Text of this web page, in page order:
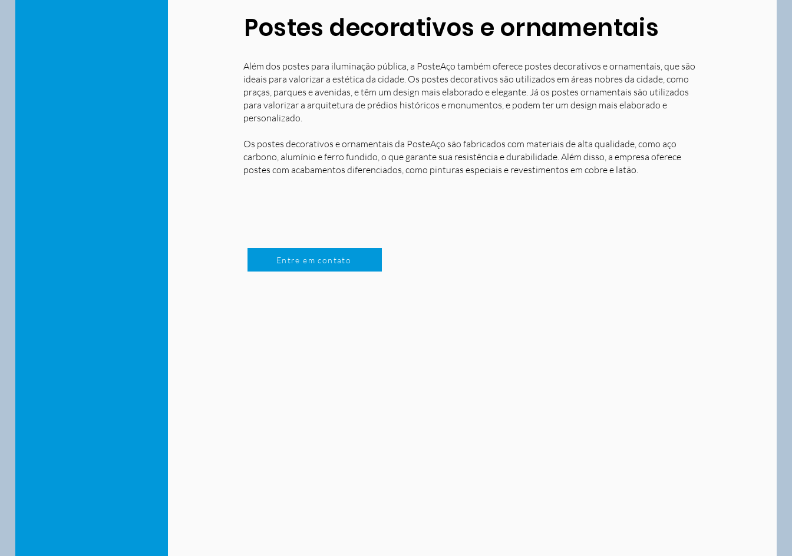
Postes decorativos e ornamentais
Além dos postes para iluminação pública, a PosteAço também oferece postes decorativos e ornamentais, que são
ideais para valorizar a estética da cidade. Os postes decorativos são utilizados em áreas nobres da cidade, como
praças, parques e avenidas, e têm um design mais elaborado e elegante. Já os postes ornamentais são utilizados
para valorizar a arquitetura de prédios históricos e monumentos, e podem ter um design mais elaborado e
personalizado.
Os postes decorativos e ornamentais da PosteAço são fabricados com materiais de alta qualidade, como aço
carbono, alumínio e ferro fundido, o que garante sua resistência e durabilidade. Além disso, a empresa oferece
postes com acabamentos diferenciados, como pinturas especiais e revestimentos em cobre e latão.
Entre em contato